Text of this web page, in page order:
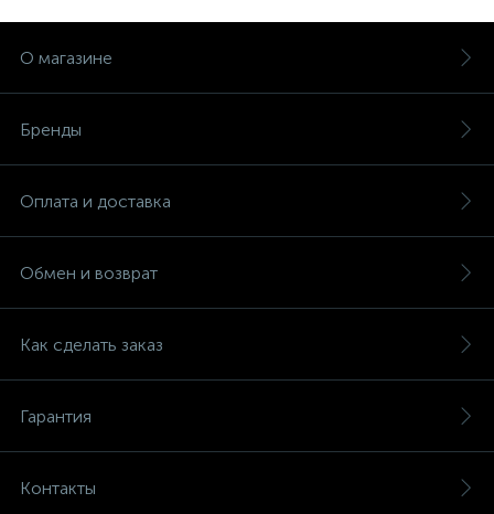
О магазине
Бренды
Оплата и доставка
Обмен и возврат
Как сделать заказ
Гарантия
Контакты